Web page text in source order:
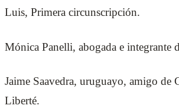
Luis, Primera circunscripción.
Mónica Panelli, abogada e integrante
Jaime Saavedra, uruguayo, amigo de
Liberté.